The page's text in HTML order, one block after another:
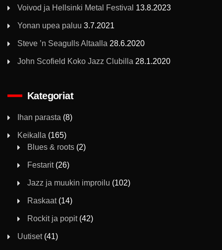
Voivod ja Hellsinki Metal Festival 13.8.2023
Yonan upea paluu 3.7.2021
Steve ’n Seagulls Altaalla 28.6.2020
John Scofield Koko Jazz Clubilla 28.1.2020
Kategoriat
Ihan parasta (8)
Keikalla (165)
Blues & roots (2)
Festarit(26)
Jazz ja muukin improilu (102)
Raskaat(14)
Rockit ja popit(42)
Uutiset(41)